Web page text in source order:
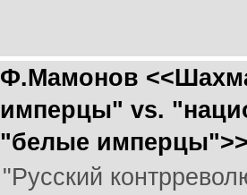
Ф.Мамонов
имперцы" vs.
"белые
"Русский